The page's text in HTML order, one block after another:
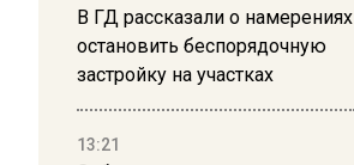
В ГД рассказали о намерениях
остановить беспорядочную
застройку на участках
13:21